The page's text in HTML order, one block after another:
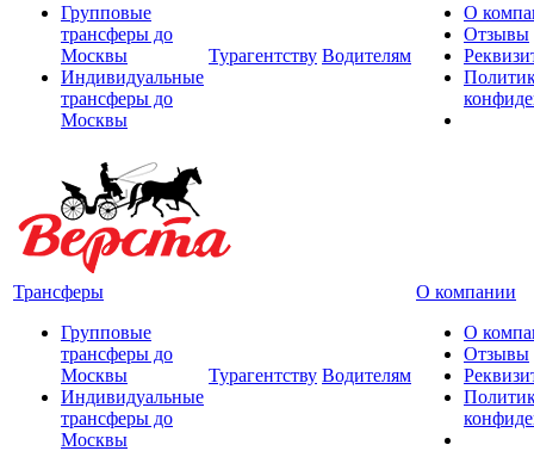
Групповые
трансферы до
Москвы
Индивидуальные
трансферы до
Москвы
Турагентству Водителям
О
Отзывы
Трансферы
Групповые
трансферы до
Москвы
Индивидуальные
трансферы до
Москвы
Турагентству Водителям
О компании
О
Отзывы